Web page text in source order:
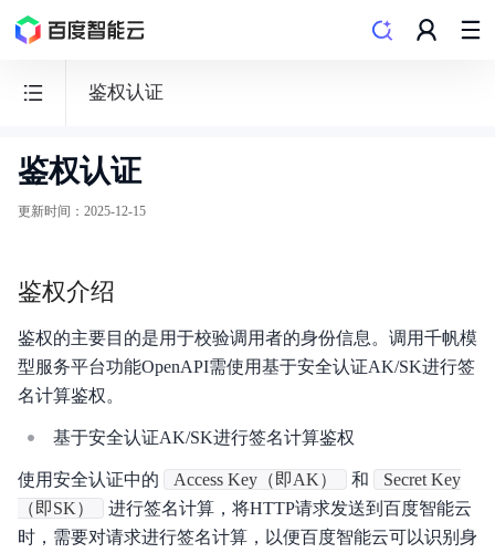
鉴权认证
百
度
·
模
型
务
及
Agent
开
鉴权认证
更新时间 ： 2025-12-15
鉴权介绍
鉴权的主要目的是用于校验调用者的身份信息。调用千帆模
型服务平台功能OpenAPI需使用基于安全认证AK/SK进行签
名计算鉴权。
基于安全认证AK/SK进行签名计算鉴权
使用安全认证中的 Access Key（即AK） 和
Secret Key
（即SK）
进行签名计算，将HTTP请求发送到百度智能云
时，需要对请求进行签名计算，以便百度智能云可以识别身